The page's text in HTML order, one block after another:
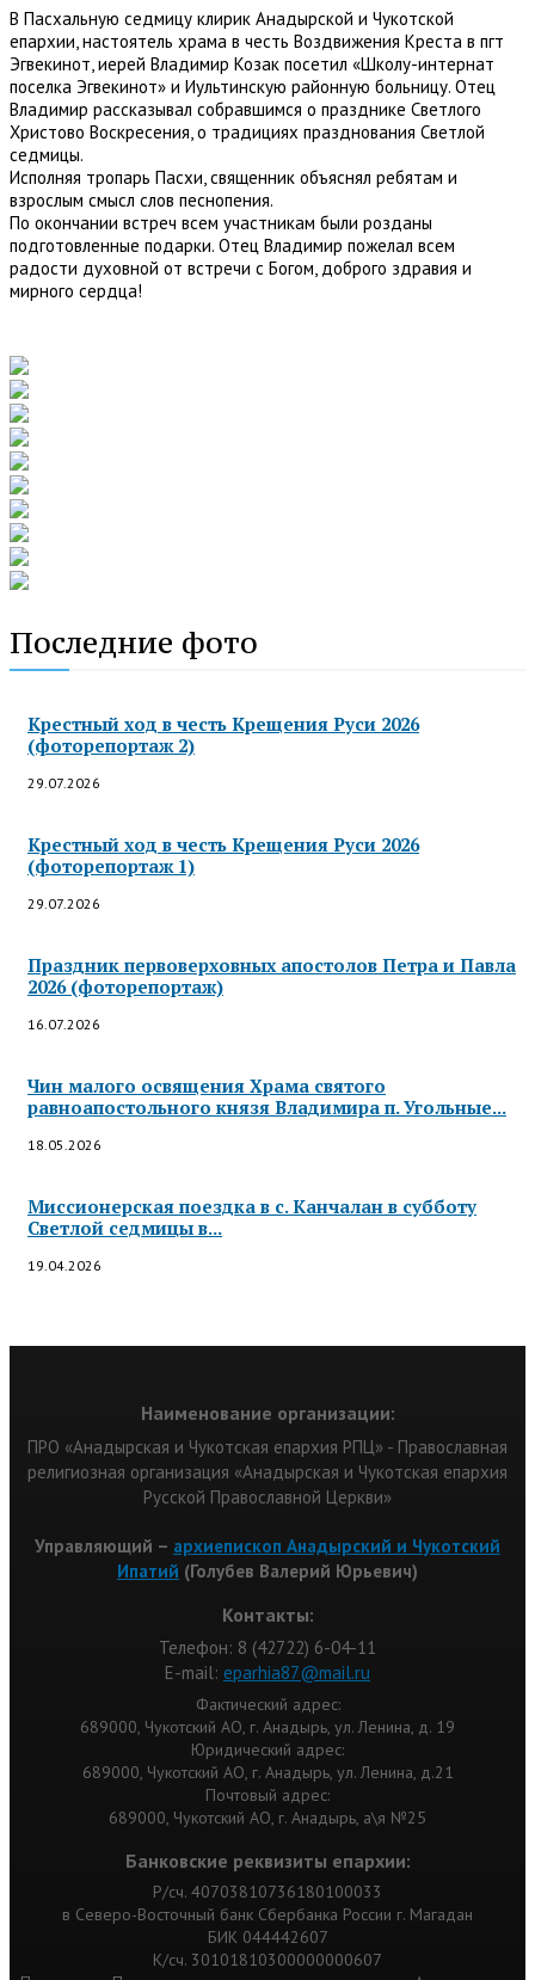
В Пасхальную седмицу клирик Анадырской и Чукотской
епархии, настоятель храма в честь Воздвижения Креста в пгт
Эгвекинот, иерей Владимир Козак посетил «Школу-интернат
поселка Эгвекинот» и Иультинскую районную больницу. Отец
Владимир рассказывал собравшимся о празднике Светлого
Христово Воскресения, о традициях празднования Светлой
седмицы.
Исполняя тропарь Пасхи, священник объяснял ребятам и
взрослым смысл слов песнопения.
По окончании встреч всем участникам были розданы
подготовленные подарки. Отец Владимир пожелал всем
радости духовной от встречи с Богом, доброго здравия и
мирного сердца!
Последние фото
Крестный ход в честь Крещения Руси 2026
(фоторепортаж 2)
29.07.2026
Крестный ход в честь Крещения Руси 2026
(фоторепортаж 1)
29.07.2026
Праздник первоверховных апостолов Петра и Павла
2026 (фоторепортаж)
16.07.2026
Чин малого освящения Храма святого
равноапостольного князя Владимира п. Угольные...
18.05.2026
Миссионерская поездка в с. Канчалан в субботу
Светлой седмицы в...
19.04.2026
Наименование организации:
ПРО «Анадырская и Чукотская епархия РПЦ» - Православная
религиозная организация «Анадырская и Чукотская епархия
Русской Православной Церкви»
Управляющий – архиепископ Анадырский и Чукотский
Ипатий (Голубев Валерий Юрьевич)
Контакты:
Телефон: 8 (42722) 6-04-11
Е-mail: eparhia87@mail.ru
Фактический адрес:
689000, Чукотский АО, г. Анадырь, ул. Ленина, д. 19
Юридический адрес:
689000, Чукотский АО, г. Анадырь, ул. Ленина, д.21
Почтовый адрес:
689000, Чукотский АО, г. Анадырь, а\я №25
Банковские реквизиты епархии:
Р/сч. 40703810736180100033
в Северо-Восточный банк Сбербанка России г. Магадан
БИК 044442607
К/сч. 30101810300000000607